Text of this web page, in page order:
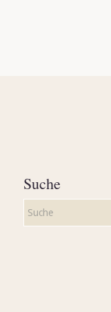
Suche